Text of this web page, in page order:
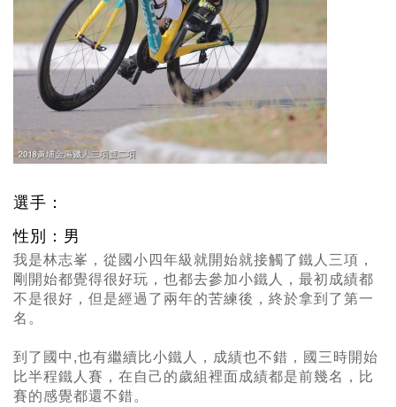
選手：
性別：男
我是林志峯 ， 從國小四年級就開始就接觸了鐵人三項 ，
剛開始都覺得很好玩 ， 也都去參加小鐵人 ， 最初成績都
不是很好 ， 但是經過了兩年的苦練後 ， 終於拿到了第一
名。
到了國中,也有繼續比小鐵人 ， 成績也不錯 ， 國三時開始
比半程鐵人賽 ， 在自己的歲組裡面成績都是前幾名 ， 比
賽的感覺都還不錯。